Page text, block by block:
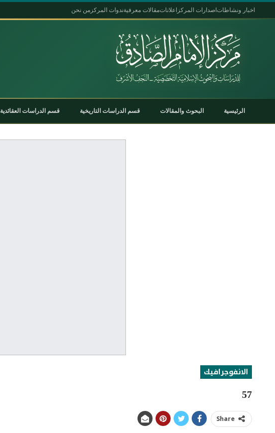
اخبار ونشاطات اصدارات المركز اعلاناتمقالات معرفيةندوات المركز من نحن
الرئيسية البحوث والمقالات قسم الدراسات التاريخية قسم الدراسات العقائدية
الانفوجرافيك
57
Share